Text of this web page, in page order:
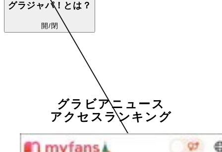
グラジャパ！とは？
開/閉
グラビアニュース
アクセスランキング